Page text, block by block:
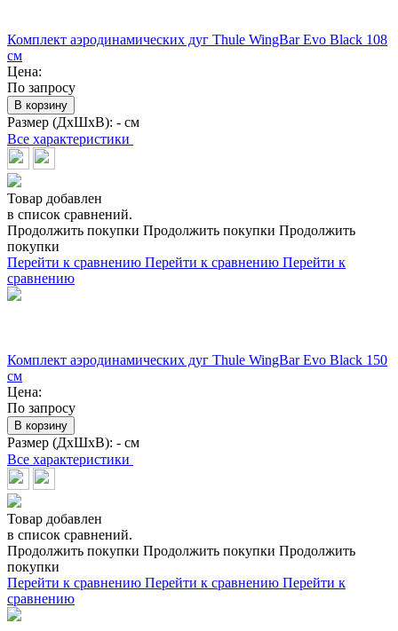
Комплект аэродинамических дуг Thule WingBar Evo Black 108
см
Цена:
По запросу
В корзину
Размер (ДхШхВ): - см
Все характеристики
Товар добавлен
в список сравнений.
Продолжить покупки Продолжить покупки Продолжить
покупки
Перейти к сравнению Перейти к сравнению Перейти к
сравнению
Комплект аэродинамических дуг Thule WingBar Evo Black 150
см
Цена:
По запросу
В корзину
Размер (ДхШхВ): - см
Все характеристики
Товар добавлен
в список сравнений.
Продолжить покупки Продолжить покупки Продолжить
покупки
Перейти к сравнению Перейти к сравнению Перейти к
сравнению